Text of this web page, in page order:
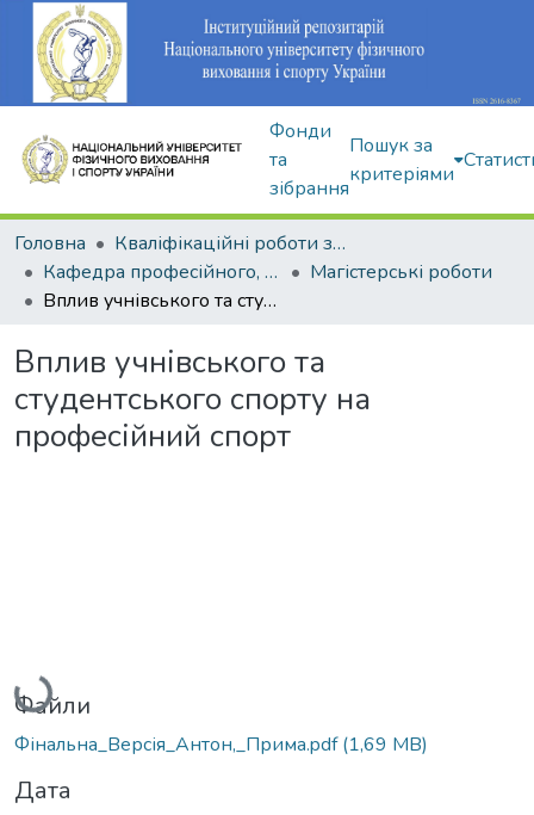
Фонди
та
зібрання
Пошук за
критеріями
Головна
Кваліфікаційні роботи здобувачів вищої освіти
Кафедра професійного, неолімпійського та адаптивного спорту
Магістерські роботи
Вплив учнівського та студентського спорту на професійний спорт
Вплив учнівського та
студентського спорту на
професійний спорт
Вантажиться...
Файли
Фінальна_Версія_Антон,_Прима.pdf(1,69 MB)
Дата